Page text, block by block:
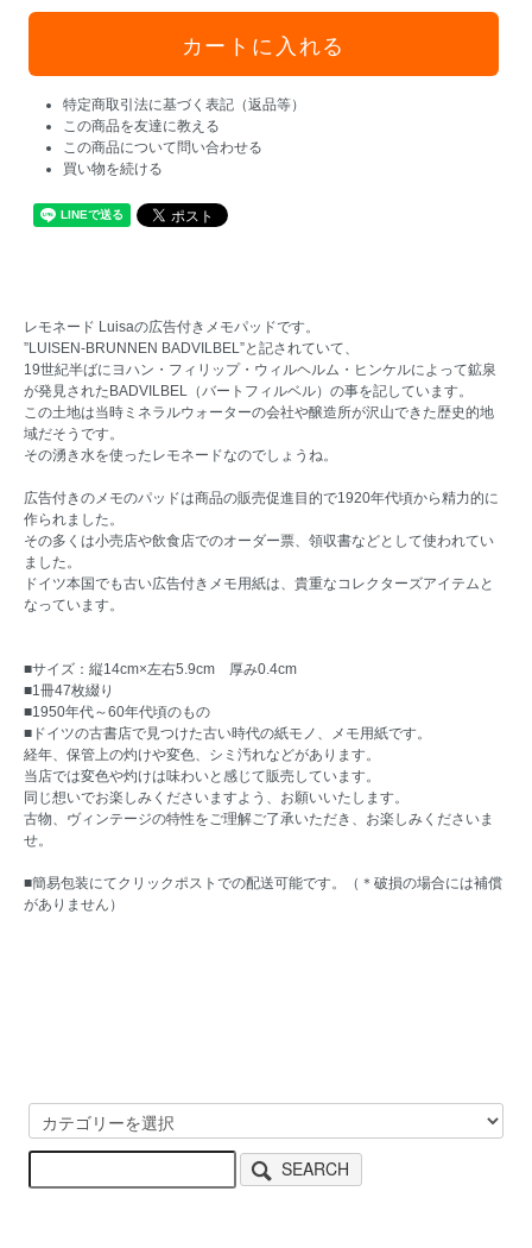
特定商取引法に基づく表記（返品等）
この商品を友達に教える
この商品について問い合わせる
買い物を続ける
レモネード Luisaの広告付きメモパッドです。
”LUISEN-BRUNNEN BADVILBEL”と記されていて、
19世紀半ばにヨハン・フィリップ・ウィルヘルム・ヒンケルによって鉱泉
が発見されたBADVILBEL（バートフィルベル）の事を記しています。
この土地は当時ミネラルウォーターの会社や醸造所が沢山できた歴史的地
域だそうです。
その湧き水を使ったレモネードなのでしょうね。
広告付きのメモのパッドは商品の販売促進目的で1920年代頃から精力的に
作られました。
その多くは小売店や飲食店でのオーダー票、領収書などとして使われてい
ました。
ドイツ本国でも古い広告付きメモ用紙は、貴重なコレクターズアイテムと
なっています。
■サイズ：縦14cm×左右5.9cm 厚み0.4cm
■1冊47枚綴り
■1950年代～60年代頃のもの
■ドイツの古書店で見つけた古い時代の紙モノ、メモ用紙です。
経年、保管上の灼けや変色、シミ汚れなどがあります。
当店では変色や灼けは味わいと感じて販売しています。
同じ想いでお楽しみくださいますよう、お願いいたします。
古物、ヴィンテージの特性をご理解ご了承いただき、お楽しみくださいま
せ。
■簡易包装にてクリックポストでの配送可能です。（＊破損の場合には補償
がありません）
SEARCH